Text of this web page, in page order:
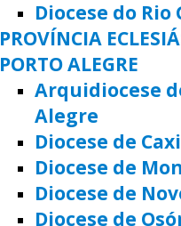
Diocese do Rio
PROVÍNCIA
PORTO ALEGRE
Arquidiocese
Alegre
Diocese de
Diocese de
Diocese de
Diocese de